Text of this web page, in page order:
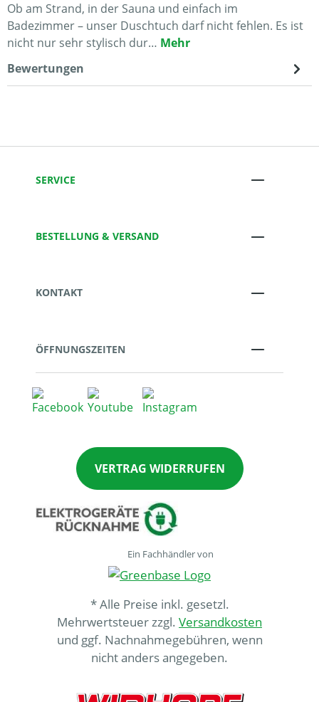
Ob am Strand, in der Sauna und einfach im
Badezimmer – unser Duschtuch darf nicht fehlen. Es ist
nicht nur sehr stylisch dur… Mehr
Bewertungen
SERVICE
BESTELLUNG & VERSAND
KONTAKT
ÖFFNUNGSZEITEN
VERTRAG WIDERRUFEN
Ein Fachhändler von
* Alle Preise inkl. gesetzl.
Mehrwertsteuer zzgl. Versandkosten
und ggf. Nachnahmegebühren, wenn
nicht anders angegeben.